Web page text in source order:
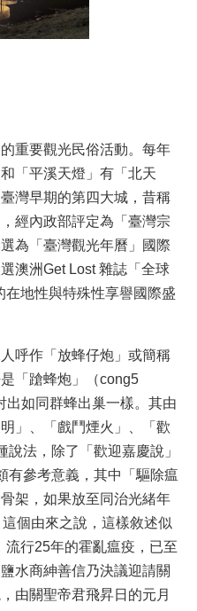
重要觀光民俗活動。每年
「平溪天燈」有「北天
灣早期的第四大城，昔稱
經內政部評定為「臺灣宗
為「臺灣觀光年曆」國際
澳洲Get Lost 雜誌「全球
地性與特殊性享譽國際盛
呼作「放蜂仔炮」或簡稱
「蹌蜂炮」（cong5
出如同群蜂出巢一樣。其由
」、「戲鬥煙火」、「歡
法，除了「歡迎嘉慶說」
有參考意義，其中「驅除瘟
架，如果放至同治光緒年
個由來之說，這樣敘述似
行25年的霍亂瘟疫，已至
水商紳善信乃決議迎請關
由關聖帝君飛昇日的元月